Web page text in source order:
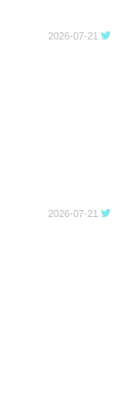
2026-07-21
2026-07-21